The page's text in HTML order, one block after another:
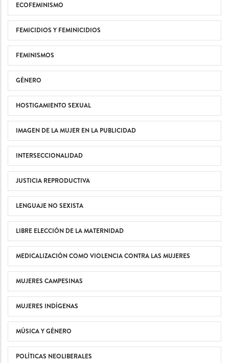
ECOFEMINISMO
FEMICIDIOS Y FEMINICIDIOS
FEMINISMOS
GÉNERO
HOSTIGAMIENTO SEXUAL
IMAGEN DE LA MUJER EN LA PUBLICIDAD
INTERSECCIONALIDAD
JUSTICIA REPRODUCTIVA
LENGUAJE NO SEXISTA
LIBRE ELECCIÓN DE LA MATERNIDAD
MEDICALIZACIÓN COMO VIOLENCIA CONTRA LAS MUJERES
MUJERES CAMPESINAS
MUJERES INDÍGENAS
MÚSICA Y GÉNERO
POLÍTICAS NEOLIBERALES